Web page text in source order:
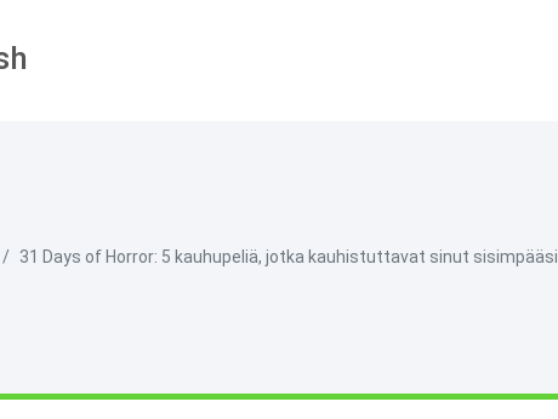
31 Days of Horror: 5 kauhupeliä, jotka kauhistuttavat sinut sisimpääsi